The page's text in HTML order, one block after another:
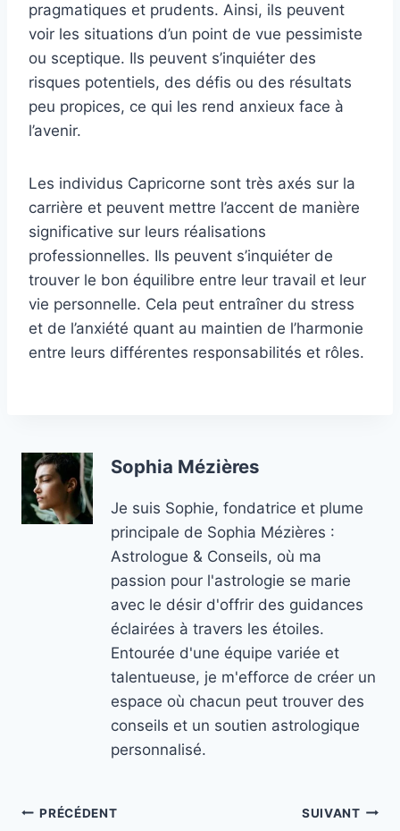
pragmatiques et prudents. Ainsi, ils peuvent
voir les situations d’un point de vue pessimiste
ou sceptique. Ils peuvent s’inquiéter des
risques potentiels, des défis ou des résultats
peu propices, ce qui les rend anxieux face à
l’avenir.
Les individus Capricorne sont très axés sur la
carrière et peuvent mettre l’accent de manière
significative sur leurs réalisations
professionnelles. Ils peuvent s’inquiéter de
trouver le bon équilibre entre leur travail et leur
vie personnelle. Cela peut entraîner du stress
et de l’anxiété quant au maintien de l’harmonie
entre leurs différentes responsabilités et rôles.
Sophia Mézières
Je suis Sophie, fondatrice et plume
principale de Sophia Mézières :
Astrologue & Conseils, où ma
passion pour l'astrologie se marie
avec le désir d'offrir des guidances
éclairées à travers les étoiles.
Entourée d'une équipe variée et
talentueuse, je m'efforce de créer un
espace où chacun peut trouver des
conseils et un soutien astrologique
personnalisé.
Navigation
PRÉCÉDENT SUIVANT